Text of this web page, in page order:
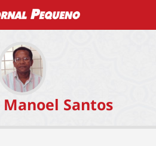
Manoel Santos